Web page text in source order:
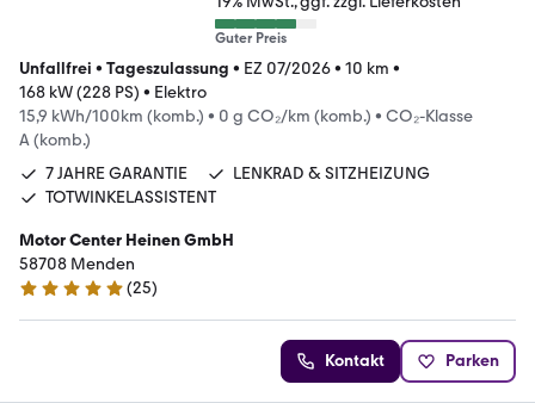
Guter Preis
Unfallfrei • Tageszulassung • EZ 07/2026• 10 km •
168 kW (228 PS) • Elektro
15,9 kWh/100km (komb.) • 0 g CO₂/km (komb.) • CO₂-Klasse
A (komb.)
7 JAHRE GARANTIE
LENKRAD & SITZHEIZUNG
TOTWINKELASSISTENT
Motor Center Heinen GmbH
58708 Menden
4.8 Sterne
(25)
Kontakt Parken